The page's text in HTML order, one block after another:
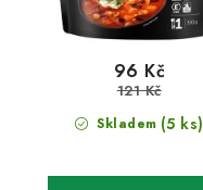
Skladem (5 ks)
96 Kč
121 Kč